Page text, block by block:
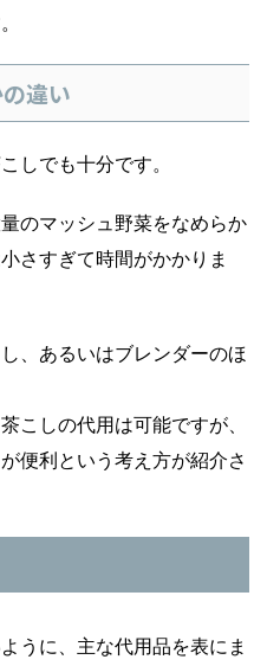
違い
しでも十分です。
のマッシュ野菜をなめらか
さすぎて時間がかかりま
、あるいはブレンダーのほ
こしの代用は可能ですが、
便利という考え方が紹介さ
うに、主な代用品を表にま